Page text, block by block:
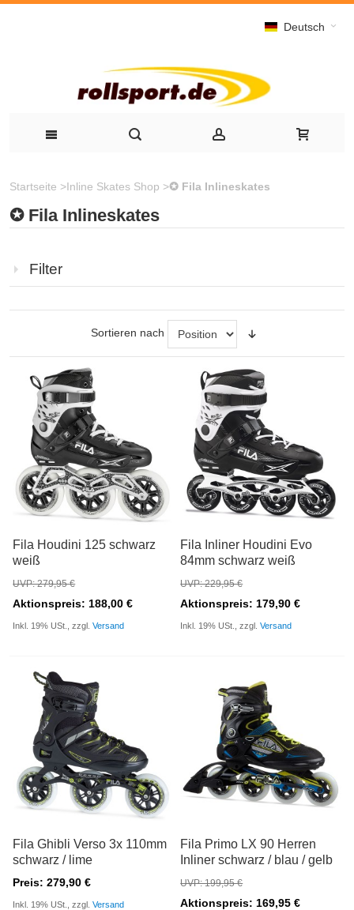
Deutsch
Startseite >Inline Skates Shop >✪ Fila Inlineskates
✪ Fila Inlineskates
Filter
Sortieren nach
Fila Houdini 125 schwarz
weiß
UVP: 279,95 €
Aktionspreis: 188,00 €
Inkl. 19% USt., zzgl.Versand
Fila Inliner Houdini Evo
84mm schwarz weiß
UVP: 229,95 €
Aktionspreis: 179,90 €
Inkl. 19% USt., zzgl.Versand
Fila Ghibli Verso 3x 110mm
schwarz / lime
Preis: 279,90 €
Inkl. 19% USt., zzgl.Versand
Fila Primo LX 90 Herren
Inliner schwarz / blau / gelb
UVP: 199,95 €
Aktionspreis: 169,95 €